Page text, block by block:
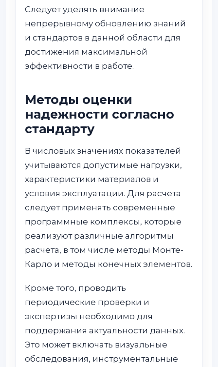
Следует уделять внимание
непрерывному обновлению знаний
и стандартов в данной области для
достижения максимальной
эффективности в работе.
Методы оценки
надежности согласно
стандарту
В числовых значениях показателей
учитываются допустимые нагрузки,
характеристики материалов и
условия эксплуатации. Для расчета
следует применять современные
программные комплексы, которые
реализуют различные алгоритмы
расчета, в том числе методы Монте-
Карло и методы конечных элементов.
Кроме того, проводить
периодические проверки и
экспертизы необходимо для
поддержания актуальности данных.
Это может включать визуальные
обследования, инструментальные